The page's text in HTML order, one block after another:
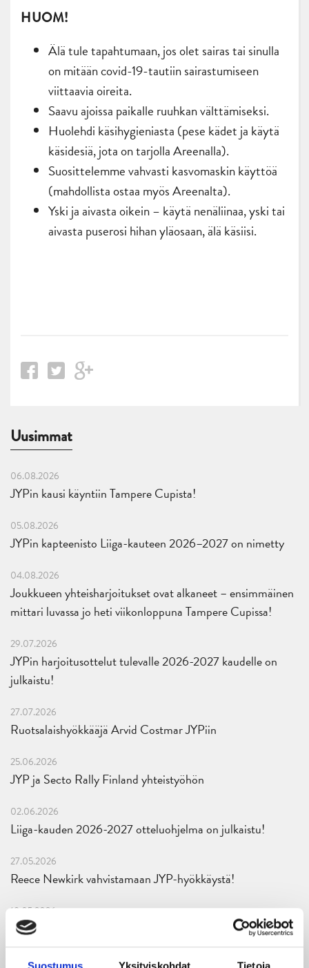
Suostumus Yksityiskohdat Tietoja
HUOM!
Älä tule tapahtumaan, jos olet sairas tai sinulla
on mitään covid-19-tautiin sairastumiseen
viittaavia oireita.
Saavu ajoissa paikalle ruuhkan välttämiseksi.
Huolehdi käsihygieniasta (pese kädet ja käytä
käsidesiä, jota on tarjolla Areenalla).
Suosittelemme vahvasti kasvomaskin käyttöä
(mahdollista ostaa myös Areenalta).
Yski ja aivasta oikein – käytä nenäliinaa, yski tai
aivasta puserosi hihan yläosaan, älä käsiisi.
Uusimmat
06.08.2026
JYPin kausi käyntiin Tampere Cupista!
05.08.2026
JYPin kapteenisto Liiga-kauteen 2026–2027 on nimetty
04.08.2026
Joukkueen yhteisharjoitukset ovat alkaneet – ensimmäinen
mittari luvassa jo heti viikonloppuna Tampere Cupissa!
29.07.2026
JYPin harjoitusottelut tulevalle 2026-2027 kaudelle on
julkaistu!
27.07.2026
Ruotsalaishyökkääjä Arvid Costmar JYPiin
25.06.2026
JYP ja Secto Rally Finland yhteistyöhön
02.06.2026
Liiga-kauden 2026-2027 otteluohjelma on julkaistu!
27.05.2026
Reece Newkirk vahvistamaan JYP-hyökkäystä!
18.05.2026
Jaatinen ja Liljamo jatkosopimuksiin – JYPin ja KeuPa HT:n
yhteistyö jatkuu